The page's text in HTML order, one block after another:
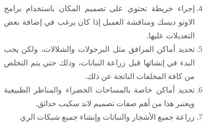
إجراء خريطة تحتوي على تصميم المكان باستخدام برامج
الاوتو ديسك ومناقشة العميل إذا كان يرغب في إضافة بعض
التعديلات عليها.
تحديد أماكن المرافق مثل البرجولات والشلالات، ولكن يجب
البدء في إنشائها قبل زراعة النباتات، وذلك حتي يتم التخلص
من كافة المخلفات الناتجة عن ذلك.
تحديد أماكن خاصة بالمساحات الخضراء والمناظر الطبيعية
ويعتبر هذا من أهم صفات تصميم لاند سكيب حدائق.
زراعة جميع الأشجار والنباتات وإنشاء جميع شبكات الري